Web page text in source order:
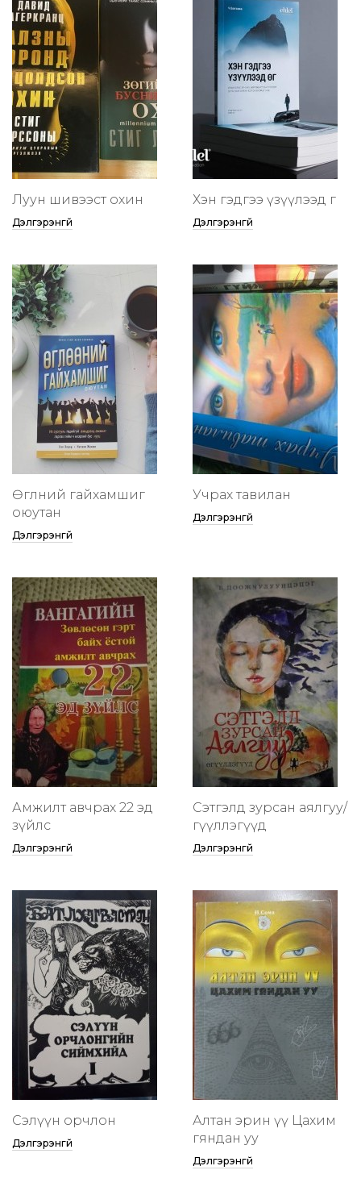
Луун шивээст охин
Дэлгэрэнгүй
Хэн гэдгээ үзүүлээд өг
Дэлгэрэнгүй
Өглөөний гайхамшиг
оюутан
Дэлгэрэнгүй
Учрах тавилан
Дэлгэрэнгүй
Амжилт авчрах 22 эд
зүйлс
Дэлгэрэнгүй
Сэтгэлд зурсан аялгуу/
өгүүллэгүүд
Дэлгэрэнгүй
Сэлүүн орчлон
Дэлгэрэнгүй
Алтан эрин үү Цахим
гяндан уу
Дэлгэрэнгүй